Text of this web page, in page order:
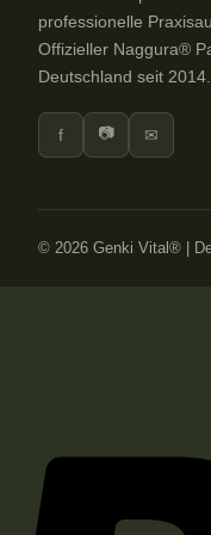
professionelle
Offizieller Naggura®
Deutschland seit 2014.
f 📷 ✉
© 2026 Genki Vital® |